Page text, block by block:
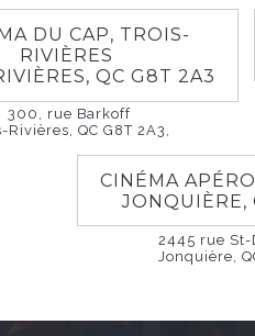
retrace le parcours de ce
souvent
DU CAP, TROIS-
RIVIÈRES
QC G8T 2A3
300, rue Barkoff
Rivières, QC G8T 2A3,
CINÉMA
JONQUIÈRE,
2445 rue
Jonquière,